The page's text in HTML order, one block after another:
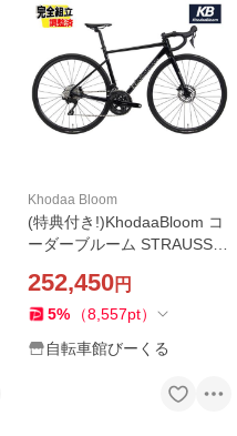
Khodaa Bloom
(特典付き!)KhodaaBloom コ
ーダーブルーム STRAUSS R
3 105 ブラック 24Speed ロ
ードバイク
252,450円
5% （8,557pt）
自転車館びーくる